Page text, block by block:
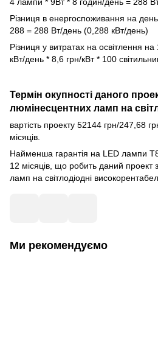
Різниця в енергоспоживання на
288 = 288 Вт/день (0,288 кВт/день)
Різниця у витратах на освітлення на
кВт/день * 8,6 грн/кВт * 100
Термін окупності даного
люмінесцентних ламп на
вартість проекту 52144 грн/247,68
місяців.
Найменша гарантія на LED лампи
12 місяців, що робить даний проект
ламп на світлодіодні
Ми рекомендуємо